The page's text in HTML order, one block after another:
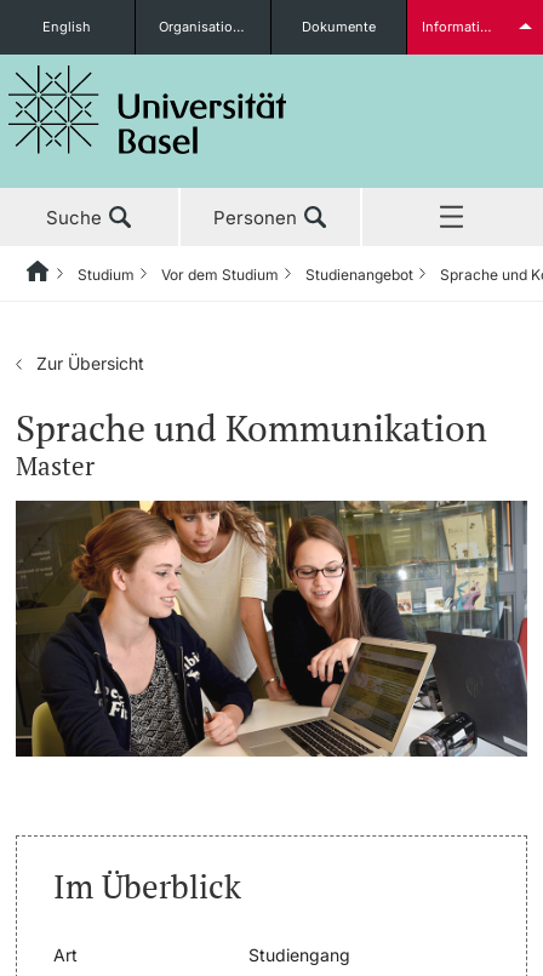
Studieninteressierte
weitere Informationen
Doktorierende
Fördernde & Alumni
English Organisationseinheiten Dokumente Informationen für...
Suche Personen
Aktuell
Studium
Studium
Vor dem Studium
Studienangebot
Anmeldung & Zulassung
Termine & Fristen
Informationen, Veranstaltungen & Schnuppern
Studienberatung
Fünf Gründe, in Basel zu studieren
Im Studium
Vorlesungsverzeichnis
Forschung
Lehre
Weiterbildung
Universität
HomeZurückStudium Vor dem Studium Studienangebot Sprache und
Zur Übersicht
Sprache und Kommunikation
Master
Im Überblick
Art
Studiengang